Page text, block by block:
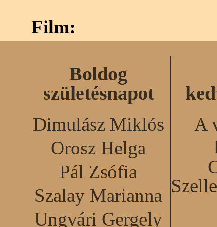
Film:
Boldog
születésnapot
Dimulász Miklós
Orosz Helga
Pál Zsófia
Szalay Marianna
Ungvári Gergely
A